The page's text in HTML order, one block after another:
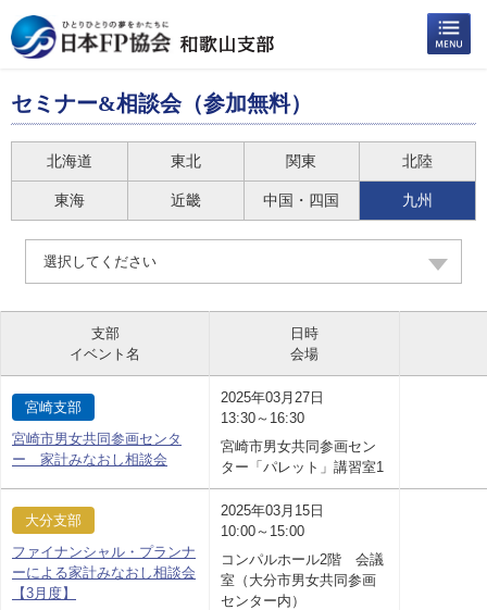
セミナー&相談会（参加無料）
北海道 東北 関東 北陸
東海 近畿 中国・四国 九州
選択してください
支部
イベント名
日時
会場
宮崎支部
宮崎市男女共同参画センタ
ー 家計みなおし相談会
2025年03月27日
13:30～16:30
宮崎市男女共同参画セン
ター「パレット」講習室1
大分支部
ファイナンシャル・プランナ
ーによる家計みなおし相談会
【3月度】
2025年03月15日
10:00～15:00
コンパルホール2階 会議
室（大分市男女共同参画
センター内）